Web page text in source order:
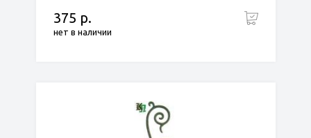
375 р.
нет в наличии